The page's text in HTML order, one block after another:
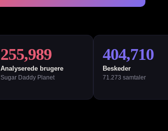
255,989
Analyserede brugere
Sugar Daddy Planet
404,710
Beskeder
71.273 samtaler